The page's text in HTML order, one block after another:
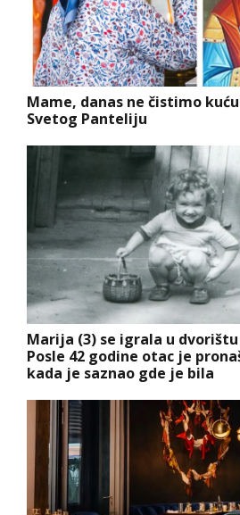
Mame, danas ne čistimo
Svetog Panteliju
Marija (3) se igrala u
Posle 42 godine otac je
kada je saznao gde je bila